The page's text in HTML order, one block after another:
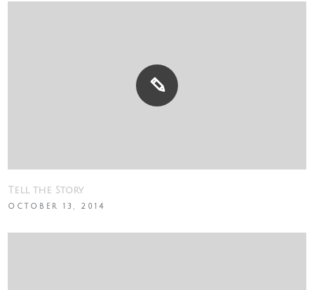
Tell the Story
OCTOBER 13, 2014